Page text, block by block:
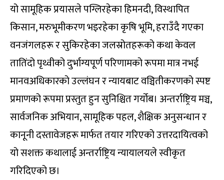
यो सामूहिक प्रयासले पग्लिरहेका हिमनदी, विस्थापित
किसान, मरुभूमीकरण भइरहेका कृषि भूमि, हराउँदै गएका
वनजंगलहरू र सुकिरहेका जलस्रोतहरूको कथा केवल
तातिंदो पृथ्वीको दुर्भाग्यपूर्ण परिणामको रूपमा मात्र नभई
मानवअधिकारको उल्लंघन र न्यायबाट वञ्चितीकरणको स्पष्ट
प्रमाणको रूपमा प्रस्तुत हुन सुनिश्चित गर्योब। अन्तर्राष्ट्रिय मञ्च,
सार्वजनिक अभियान, सामूहिक पहल, शैक्षिक अनुसन्धान र
कानूनी दस्तावेजहरू मार्फत तयार गरिएको उत्तरदायित्वको
यो सशक्त कथालाई अन्तर्राष्ट्रिय न्यायालयले स्वीकृत
गरिदिएको छ।